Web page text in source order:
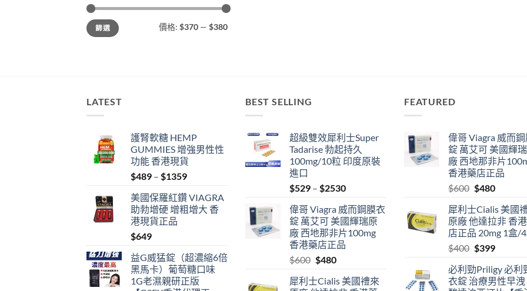
最
低
價
最
高
價
篩選 價格: $370 — $380
LATEST
護腎軟糖 HEMP
GUMMIES 增強男性性
功能 香港現貨
$489 – $1359Price
$489
through
美國保羅紅鑽 VIAGRA
助勃增硬 增粗增大 香
港現貨正品
$649
益G威猛錠（超濃縮6倍
黑馬卡）葡萄糖口味
1G老濕親研正版
BEST SELLING
超級雙效犀利士Super
Tadarise 勃起持久
100mg/10粒 印度原裝
進口
$529 – $2530Price
$529
through
$2530
偉哥 Viagra 威而鋼膜衣
錠 萬艾可 美國輝瑞原
廠 西地那非片100mg
香港藥店正品
$600 Original
was:
$480Current
is:
犀利士Cialis 美國禮來
FEATURED
偉哥 Viagra 威而
錠 萬艾可 美國輝
廠 西地那非片
香港藥店正品
$600 Original
was:
$600.
$480Current
is:
$480.
犀利士Cialis 美國
原廠 他達拉非 香
店正品 20mg 1盒/
$400 Original
was:
$400.
$399Current
is:
$399.
必利勁Priligy 必利
衣錠 治療男性早洩